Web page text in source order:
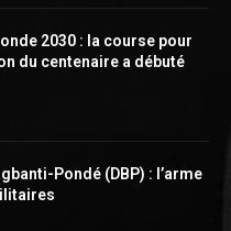
2030 : la course pour
du centenaire a débuté
Pondé (DBP) : l’arme